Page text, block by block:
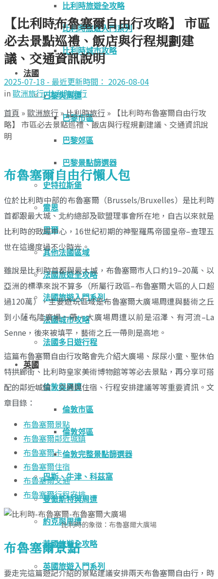
比利時旅遊全攻略
比利時旅遊入門系列
比利時城市攻略
法國
巴黎與周遭
巴黎市區
巴黎郊區
巴黎景點篩選器
史特拉斯堡
雷恩
里爾
其他法國區域
法國旅遊全攻略
法國旅遊入門系列
法國城市攻略
法國多日遊行程
英國
倫敦與周遭
倫敦市區
倫敦郊區
倫敦完整景點篩選器
巴斯、牛津、科茲窩
曼徹斯特與周遭
約克與周遭
英國旅遊全攻略
英國旅遊入門系列
【比利時布魯塞爾自由行攻略】 市區
必去景點巡禮、飯店與行程規劃建
議、交通資訊說明
2025-07-18 - 最近更新時間： 2026-08-04
in 歐洲旅行,比利時旅行
首頁 » 歐洲旅行 »比利時旅行 »
【比利時布魯塞爾自由行攻
略】 市區必去景點巡禮、飯店與行程規劃建議、交通資訊說
明
布魯塞爾自由行懶人包
位於比利時中部的布魯塞爾（Brussels/Bruxelles）是比利時
首都跟最大城、北約總部及歐盟理事會所在地，自古以來就是
比利時的政經中心，16世紀初期的神聖羅馬帝國皇帝–查理五
世在這邊度過不少時光。
雖說是比利時首都與最大城，布魯塞爾市人口約19–20萬、以
亞洲的標準來說不算多（所屬行政區–布魯塞爾大區的人口超
過120萬），主要遊玩區域是布魯塞爾大廣場周遭與藝術之丘
到小薩布隆廣場一帶。大廣場周遭以前是沼澤、有河流–La
Senne，後來被填平，藝術之丘一帶則是高地。
這篇布魯塞爾自由行攻略會先介紹大廣場、尿尿小童、聖休伯
特拱廊街、比利時皇家美術博物館等等必去景點，再分享可搭
配的鄰近城鎮、交通與住宿、行程安排建議等等重要資訊。文
章目錄：
布魯塞爾景點
布魯塞爾鄰近城鎮
布魯塞爾卡
布魯塞爾住宿
布魯塞爾交通
布魯塞爾行程安排
比利時的象徵：布魯塞爾大廣場
布魯塞爾景點
要走完這篇遊記介紹的景點建議安排兩天布魯塞爾自由行，時